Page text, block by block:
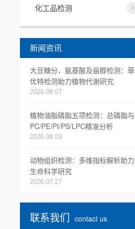
化工品检测
新闻资讯
大豆糖分、氨基酸及甾醇检测：菲
优特检测助力植物代谢研究
2026.08.07
植物油脂磷脂五项检测：总磷脂与
PC/PE/PI/PS/LPC精准分析
2026.08.03
动物组织检测：多维指标解析助力
生命科学研究
2026.07.27
联系我们 contact us